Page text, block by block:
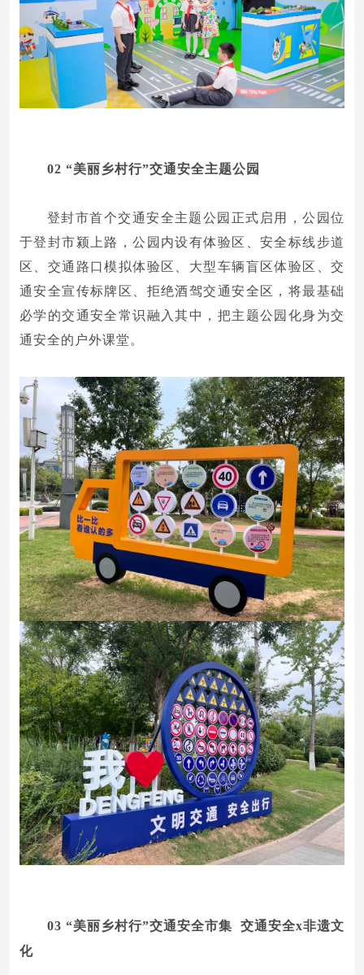
02 “美丽乡村行”交通安全主题公园
登封市首个交通安全主题公园正式启用，公园位
于登封市颍上路，公园内设有体验区、安全标线步道
区、交通路口模拟体验区、大型车辆盲区体验区、交
通安全宣传标牌区、拒绝酒驾交通安全区，将最基础
必学的交通安全常识融入其中，把主题公园化身为交
通安全的户外课堂。
03 “美丽乡村行”交通安全市集 交通安全x非遗文
化